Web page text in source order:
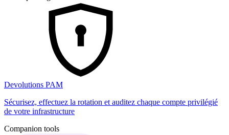
Devolutions PAM
Sécurisez, effectuez la rotation et auditez chaque compte privilégié
de votre infrastructure
Companion tools